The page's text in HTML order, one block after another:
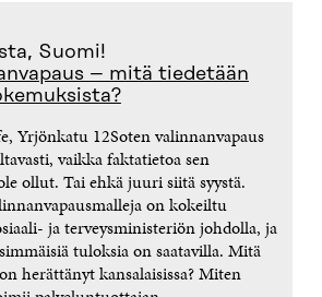
Suomi!
– mitä tiedetään
Yrjönkatu 12Soten valinnanvapaus
vaikka faktatietoa sen
ollut. Tai ehkä juuri siitä syystä.
on kokeiltu
ja terveysministeriön johdolla, ja
tuloksia on saatavilla. Mitä
herättänyt kansalaisissa? Miten